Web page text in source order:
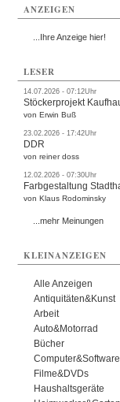
ANZEIGEN
...Ihre Anzeige hier!
LESER
14.07.2026 - 07:12Uhr
Stöckerprojekt
von Erwin Buß
23.02.2026 - 17:42Uhr
DDR
von reiner doss
12.02.2026 - 07:30Uhr
Farbgestaltung
von Klaus Rodominsky
...mehr Meinungen
KLEINANZEIGEN
Alle Anzeigen
Antiquitäten&Kunst
Arbeit
Auto&Motorrad
Bücher
Computer&Software
Filme&DVDs
Haushaltsgeräte